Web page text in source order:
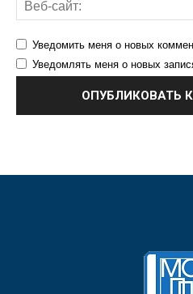
Уведомить меня о новых
Уведомлять меня о новых